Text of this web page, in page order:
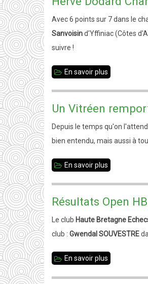
Avec 6 points sur 7 dans le
Sanvoisind'Yffiniac (Côtes
suivre !
En savoir plus
Champion
d'Ille-
et-
Vilaine
Un Vitréen
Depuis le temps qu'on
bien entendu, mais aussi à
En savoir plus
remporte
le
4ème
tournoi
découverte.
Résultats Open
Le club Haute Bretagne
club : Gwendal SOUVESTRE
En savoir plus